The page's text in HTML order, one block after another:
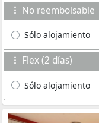
No reembolsable
Sólo alojamiento
Flex (2 días)
Sólo alojamiento